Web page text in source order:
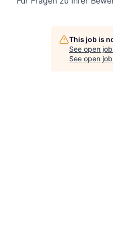
This job is
See open
See open